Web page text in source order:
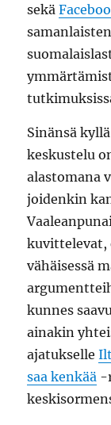
sekä
Sinänsä
keskustelu
alastomana
joidenkin
kuvittelevat,
vähäisessä
kunnes
ainakin
ajatukselle
saa kenkää -